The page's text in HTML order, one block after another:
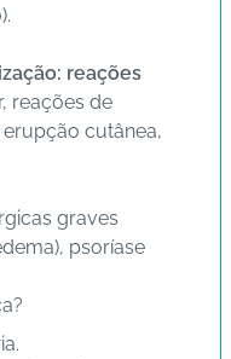
reações
reações de
cutânea,
graves
psoríase